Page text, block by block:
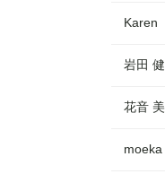
Karen
岩田
花音
moeka